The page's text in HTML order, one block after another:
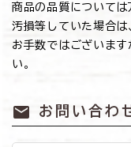
商品の品質については
汚損等していた場合は
お手数ではございま
い。
mail お問い合わ